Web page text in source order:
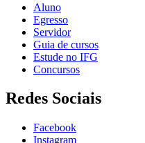
Aluno
Egresso
Servidor
Guia de cursos
Estude no IFG
Concursos
Redes Sociais
Facebook
Instagram